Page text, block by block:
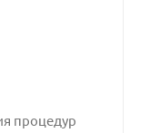
процедур